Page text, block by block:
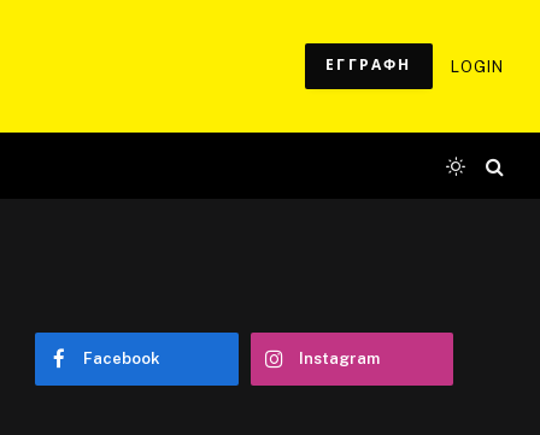
ΕΓΓΡΑΦΗ LOGIN
Facebook Instagram